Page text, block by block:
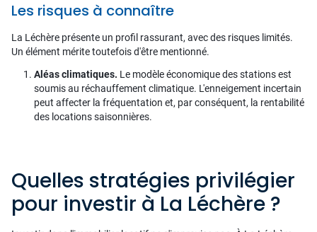
Les risques à connaître
La Léchère présente un profil rassurant, avec des risques limités.
Un élément mérite toutefois d'être mentionné.
Aléas climatiques. Le modèle économique des stations est
soumis au réchauffement climatique. L'enneigement incertain
peut affecter la fréquentation et, par conséquent, la rentabilité
des locations saisonnières.
Quelles stratégies privilégier
pour investir à La Léchère ?